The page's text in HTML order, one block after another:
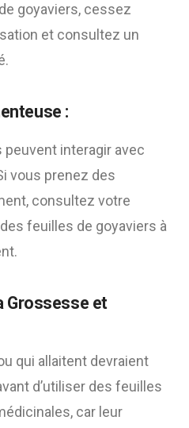
goyaviers, cessez
et consultez un
:
interagir avec
vous prenez des
consultez votre
feuilles de goyaviers à
Grossesse et
qui allaitent devraient
d’utiliser des feuilles
car leur